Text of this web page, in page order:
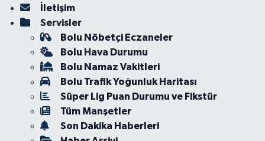
İletişim
Servisler
Bolu Nöbetçi Eczaneler
Bolu Hava Durumu
Bolu Namaz Vakitleri
Bolu Trafik Yoğunluk Haritası
Süper Lig Puan Durumu ve Fikstür
Tüm Manşetler
Son Dakika Haberleri